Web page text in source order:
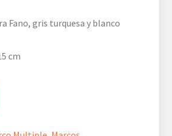
Fano, gris turquesa y blanco
cm